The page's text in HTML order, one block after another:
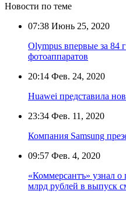
Новости по теме
07:38 Июнь 25, 2020
Olympus впервые за 84
фотоаппаратов
20:14 Фев. 24, 2020
Huawei представила
23:34 Фев. 11, 2020
Компания Samsung
09:57 Фев. 4, 2020
«Коммерсантъ» узнал о
млрд рублей в выпуск